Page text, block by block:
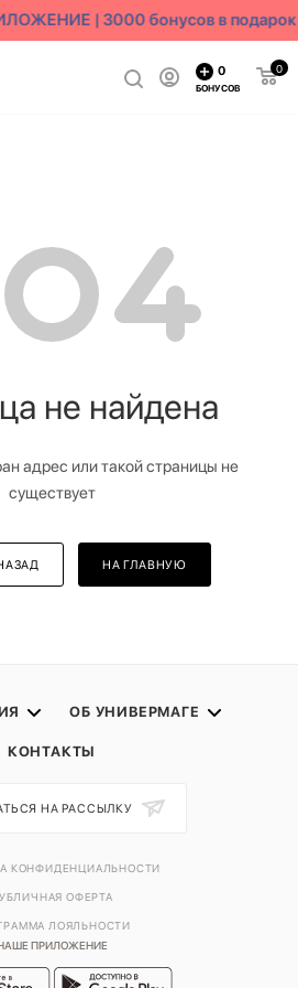
| 3000 бонусов в подарок
0
0
БОНУСОВ
не найдена
адрес или такой страницы не
существует
НА ГЛАВНУЮ
ОБ УНИВЕРМАГЕ
КОНТАКТЫ
ПРИЛОЖЕНИЕ
НА РАССЫЛКУ
КОНФИДЕНЦИАЛЬНОСТИ
ОФЕРТА
ЛОЯЛЬНОСТИ